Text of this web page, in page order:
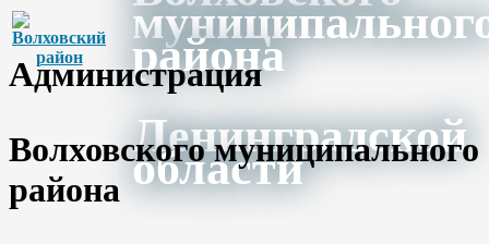
района
Ленинградской
области
Администрация
Волховского муниципального
района